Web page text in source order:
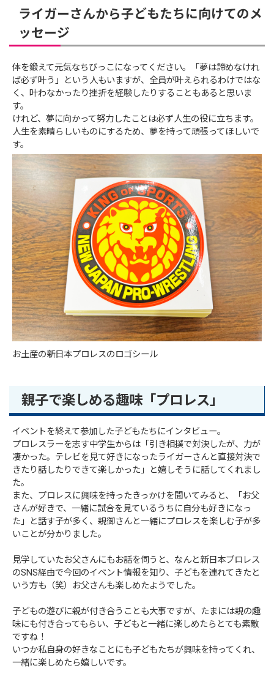
ライガーさんから子どもたちに向けてのメ
ッセージ
体を鍛えて元気なちびっこになってください。「夢は諦めなけれ
ば必ず叶う」という人もいますが、全員が叶えられるわけではな
く、叶わなかったり挫折を経験したりすることもあると思いま
す。
けれど、夢に向かって努力したことは必ず人生の役に立ちます。
人生を素晴らしいものにするため、夢を持って頑張ってほしいで
す。
お土産の新日本プロレスのロゴシール
親子で楽しめる趣味「プロレス」
イベントを終えて参加した子どもたちにインタビュー。
プロレスラーを志す中学生からは「引き相撲で対決したが、力が
凄かった。テレビを見て好きになったライガーさんと直接対決で
きたり話したりできて楽しかった」と嬉しそうに話してくれまし
た。
また、プロレスに興味を持ったきっかけを聞いてみると、「お父
さんが好きで、一緒に試合を見ているうちに自分も好きになっ
た」と話す子が多く、親御さんと一緒にプロレスを楽しむ子が多
いことが分かりました。
見学していたお父さんにもお話を伺うと、なんと新日本プロレス
のSNS経由で今回のイベント情報を知り、子どもを連れてきたと
いう方も（笑）お父さんも楽しめたようでした。
子どもの遊びに親が付き合うことも大事ですが、たまには親の趣
味にも付き合ってもらい、子どもと一緒に楽しめたらとても素敵
ですね！
いつか私自身の好きなことにも子どもたちが興味を持ってくれ、
一緒に楽しめたら嬉しいです。